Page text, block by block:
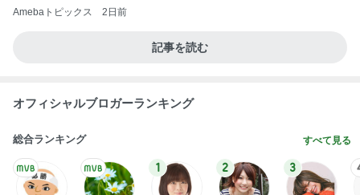
Amebaトピックス 2日前
記事を読む
オフィシャルブロガーランキング
総合ランキング すべて見る
1 2 3